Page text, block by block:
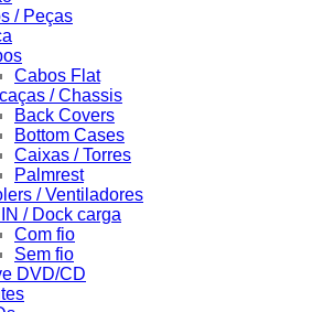
/ Peças
Cabos Flat
/ Chassis
Back Covers
Bottom Cases
Caixas / Torres
Palmrest
/ Ventiladores
/ Dock carga
Com fio
Sem fio
DVD/CD